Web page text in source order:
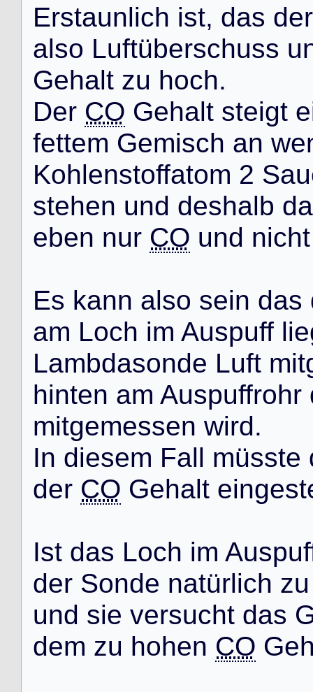
Erstaunlich ist, das der
also Luftüberschuss u
Gehalt zu hoch.
Der CO Gehalt steigt e
fettem Gemisch an we
Kohlenstoffatom 2 Sau
stehen und deshalb da
eben nur CO und nicht
Es kann also sein das
am Loch im Auspuff lie
Lambdasonde Luft mit
hinten am Auspuffrohr
mitgemessen wird.
In diesem Fall müsste
der CO Gehalt eingest
Ist das Loch im Auspuf
der Sonde natürlich zu
und sie versucht das
dem zu hohen CO Ge